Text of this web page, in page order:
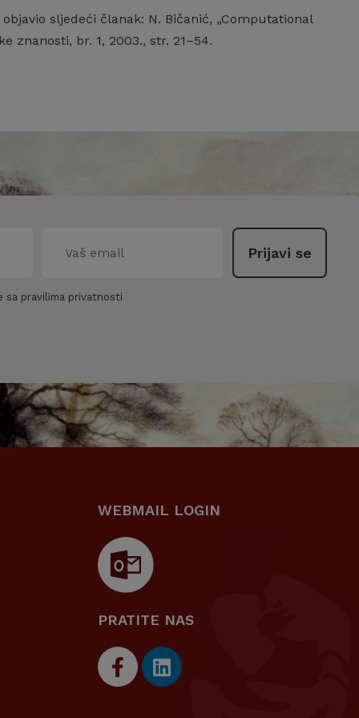
sljedeći članak: N. Bičanić, „Computational
znanosti, br. 1, 2003., str. 21–54.
sa pravilima privatnosti
WEBMAIL LOGIN
PRATITE NAS